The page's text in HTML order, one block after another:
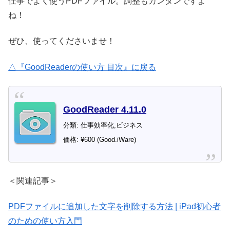
ね！
ぜひ、使ってくださいませ！
△『GoodReaderの使い方 目次』に戻る
GoodReader 4.11.0
分類: 仕事効率化,ビジネス
価格: ¥600 (Good.iWare)
＜関連記事＞
PDFファイルに追加した文字を削除する方法 | iPad初心者
のための使い方入門